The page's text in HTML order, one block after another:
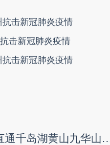
击新冠肺炎疫情
击新冠肺炎疫情
击新冠肺炎疫情
通千岛湖黄山九华山